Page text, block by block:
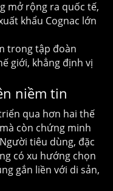
mở rộng ra quốc tế,
khẩu Cognac lớn
trong tập đoàn
giới, khẳng định vị
niềm tin
qua hơn hai thế
còn chứng minh
tiêu dùng, đặc
có xu hướng chọn
gắn liền với di sản,